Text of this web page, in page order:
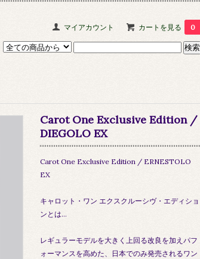
マイアカウント カートを見る 0
Carot One Exclusive Edition /
DIEGOLO EX
Carot One Exclusive Edition / ERNESTOLO
EX
キャロット・ワン エクスクルーシヴ・エディショ
ンとは...
レギュラーモデルを大きく上回る改良を加えパフ
ォーマンスを高めた、日本でのみ発売されるワン